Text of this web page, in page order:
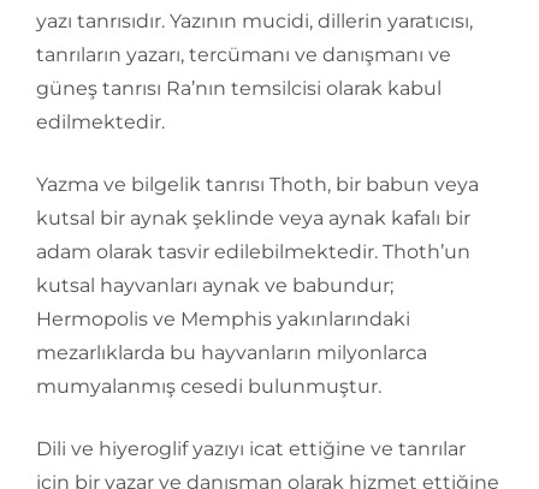
yazı tanrısıdır. Yazının mucidi, dillerin yaratıcısı,
tanrıların yazarı, tercümanı ve danışmanı ve
güneş tanrısı Ra’nın temsilcisi olarak kabul
edilmektedir.
Yazma ve bilgelik tanrısı Thoth, bir babun veya
kutsal bir aynak şeklinde veya aynak kafalı bir
adam olarak tasvir edilebilmektedir. Thoth’un
kutsal hayvanları aynak ve babundur;
Hermopolis ve Memphis yakınlarındaki
mezarlıklarda bu hayvanların milyonlarca
mumyalanmış cesedi bulunmuştur.
Dili ve hiyeroglif yazıyı icat ettiğine ve tanrılar
için bir yazar ve danışman olarak hizmet ettiğine